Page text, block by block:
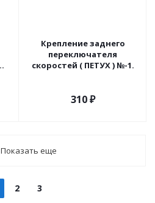
Крепление заднего
переключателя
скоростей ( ПЕТУХ ) №-1.
310₽
Показать еще
2 3